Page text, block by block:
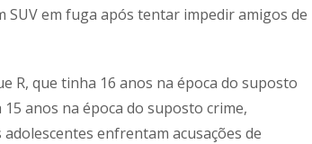
em fuga após tentar impedir amigos de
R, que tinha 16 anos na época do suposto
anos na época do suposto crime,
enfrentam acusações de